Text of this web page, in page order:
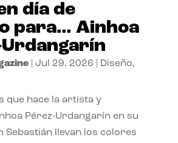
día de
para… Ainhoa
Urdangarín
| Jul 29, 2026 Diseño,
que hace la artista y
Pérez-Urdangarín en su
Sebastián llevan los colores